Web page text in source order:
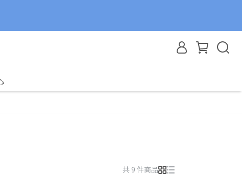
共 9 件商品